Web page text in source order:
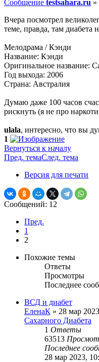
Сообщение testsahara.ru »
Вчера посмотрел
теме, правда, там диабета
Мелодрама / Кэнди
Название: Кэнди
Оригинальное название:
Год выхода: 2006
Страна: Австралия
Думаю даже 100 часов
рискнуть (я не про
ulala, интересно, что вы
1
Вернуться к началу
Пред. темаСлед. тема
Версия для печати
Сообщений: 12
Пред.
1
2
Похожие темы
Ответы
Просмотры
Последнее
ВСД и диабет
ЕленаК » 28 мар
Сахарного Диабета
1 Ответы
63513
Последнее
28 мар 2023,